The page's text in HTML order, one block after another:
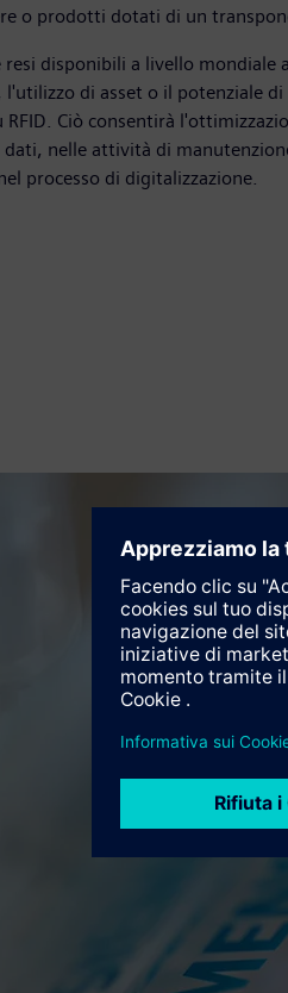
o prodotti dotati di un
resi disponibili a livello
di asset o il potenziale
RFID. Ciò consentirà
nelle attività di
processo di digitalizzazione.